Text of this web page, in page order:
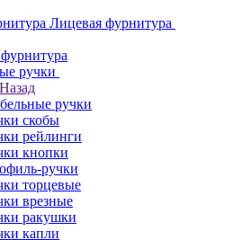
Лицевая фурнитура
ручки
Назад
ручки
скобы
рейлинги
кнопки
ручки
торцевые
врезные
ракушки
капли